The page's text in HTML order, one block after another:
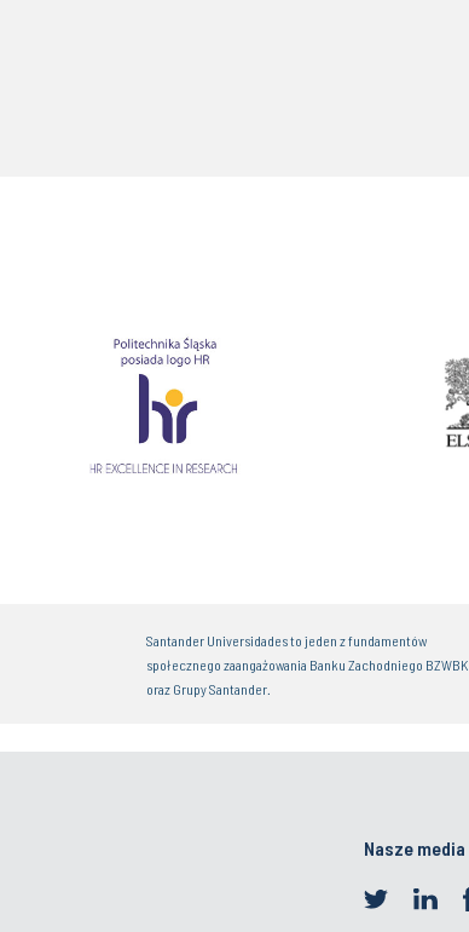
Santander Universidades to jeden z fundamentów
społecznego zaangażowania Banku Zachodniego BZWBK
oraz Grupy Santander.
Nasze media